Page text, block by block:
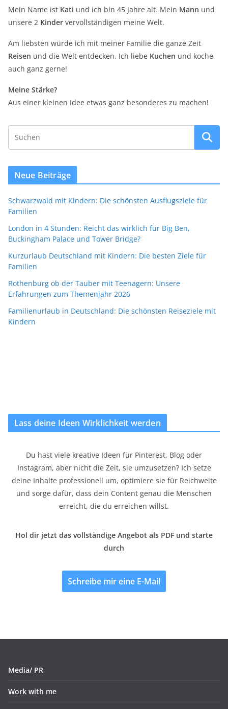
Mein Name ist Kati und ich bin 45 Jahre alt. Mein Mann und
unsere 2 Kinder vervollständigen meine Welt.
Am liebsten würde ich mit meiner Familie die ganze Zeit
Reisen und die Welt entdecken. Ich liebe Kuchen und koche
auch ganz gerne!
Meine Stärke?
Aus einer kleinen Idee etwas ganz besonderes zu machen!
Neue Beiträge
Schwarzwald mit Kindern: Die schönsten Ausflugsziele für
Familien
London in 4 Stunden: Reicht das wirklich für Big Ben,
Buckingham Palace und Tower Bridge?
Kurzurlaub Deutschland mit Kindern: Die besten Ziele für
Familien
Rothenburg ob der Tauber mit Teenagern: Unsere
Erfahrungen zum Themenjahr 2026
Familienurlaub in Deutschland: Die schönsten Reiseziele mit
Kindern
Lass deine Ideen Wirklichkeit werden
Du hast viele kreative Ideen für Pinterest, Blog oder
Instagram, aber nicht die Zeit, sie umzusetzen? Ich setze
deine Inhalte professionell um, optimiere sie für Reichweite
und sorge dafür, dass dein Content genau die Menschen
erreicht, die du erreichen willst.
Hol dir jetzt das vollständige Angebot als PDF und starte
durch
Schreibe mir eine E-Mail
Media/ PR
Work with me